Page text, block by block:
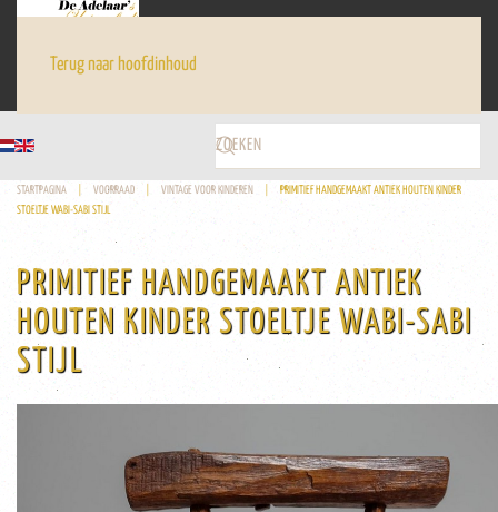
Terug naar hoofdinhoud
STARTPAGINA VOORRAAD VINTAGE VOOR KINDEREN
PRIMITIEF HANDGEMAAKT ANTIEK HOUTEN KINDER
STOELTJE WABI-SABI STIJL
PRIMITIEF HANDGEMAAKT ANTIEK
HOUTEN KINDER STOELTJE WABI-SABI
STIJL